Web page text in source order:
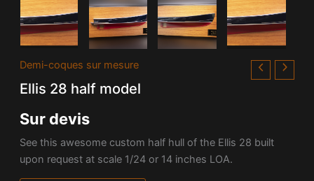
Demi-coques sur mesure
Ellis 28 half model
Sur devis
See this awesome custom half hull of the Ellis 28 built
upon request at scale 1/24 or 14 inches LOA.